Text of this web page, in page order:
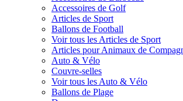
Accessoires de Golf
Articles de Sport
Ballons de Football
Voir tous les Articles de Sport
Articles pour Animaux de
Auto & Vélo
Couvre-selles
Voir tous les Auto & Vélo
Ballons de Plage